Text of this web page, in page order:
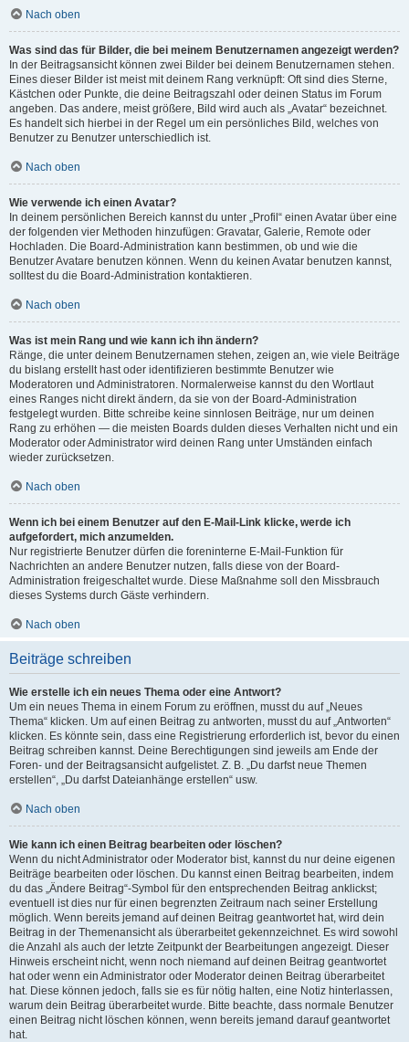
Nach oben
Was sind das für Bilder, die bei meinem Benutzernamen angezeigt werden?
In der Beitragsansicht können zwei Bilder bei deinem Benutzernamen stehen.
Eines dieser Bilder ist meist mit deinem Rang verknüpft: Oft sind dies Sterne,
Kästchen oder Punkte, die deine Beitragszahl oder deinen Status im Forum
angeben. Das andere, meist größere, Bild wird auch als „Avatar“ bezeichnet.
Es handelt sich hierbei in der Regel um ein persönliches Bild, welches von
Benutzer zu Benutzer unterschiedlich ist.
Nach oben
Wie verwende ich einen Avatar?
In deinem persönlichen Bereich kannst du unter „Profil“ einen Avatar über eine
der folgenden vier Methoden hinzufügen: Gravatar, Galerie, Remote oder
Hochladen. Die Board-Administration kann bestimmen, ob und wie die
Benutzer Avatare benutzen können. Wenn du keinen Avatar benutzen kannst,
solltest du die Board-Administration kontaktieren.
Nach oben
Was ist mein Rang und wie kann ich ihn ändern?
Ränge, die unter deinem Benutzernamen stehen, zeigen an, wie viele Beiträge
du bislang erstellt hast oder identifizieren bestimmte Benutzer wie
Moderatoren und Administratoren. Normalerweise kannst du den Wortlaut
eines Ranges nicht direkt ändern, da sie von der Board-Administration
festgelegt wurden. Bitte schreibe keine sinnlosen Beiträge, nur um deinen
Rang zu erhöhen — die meisten Boards dulden dieses Verhalten nicht und ein
Moderator oder Administrator wird deinen Rang unter Umständen einfach
wieder zurücksetzen.
Nach oben
Wenn ich bei einem Benutzer auf den E-Mail-Link klicke, werde ich
aufgefordert, mich anzumelden.
Nur registrierte Benutzer dürfen die foreninterne E-Mail-Funktion für
Nachrichten an andere Benutzer nutzen, falls diese von der Board-
Administration freigeschaltet wurde. Diese Maßnahme soll den Missbrauch
dieses Systems durch Gäste verhindern.
Nach oben
Beiträge schreiben
Wie erstelle ich ein neues Thema oder eine Antwort?
Um ein neues Thema in einem Forum zu eröffnen, musst du auf „Neues
Thema“ klicken. Um auf einen Beitrag zu antworten, musst du auf „Antworten“
klicken. Es könnte sein, dass eine Registrierung erforderlich ist, bevor du einen
Beitrag schreiben kannst. Deine Berechtigungen sind jeweils am Ende der
Foren- und der Beitragsansicht aufgelistet. Z. B. „Du darfst neue Themen
erstellen“, „Du darfst Dateianhänge erstellen“ usw.
Nach oben
Wie kann ich einen Beitrag bearbeiten oder löschen?
Wenn du nicht Administrator oder Moderator bist, kannst du nur deine eigenen
Beiträge bearbeiten oder löschen. Du kannst einen Beitrag bearbeiten, indem
du das „Ändere Beitrag“-Symbol für den entsprechenden Beitrag anklickst;
eventuell ist dies nur für einen begrenzten Zeitraum nach seiner Erstellung
möglich. Wenn bereits jemand auf deinen Beitrag geantwortet hat, wird dein
Beitrag in der Themenansicht als überarbeitet gekennzeichnet. Es wird sowohl
die Anzahl als auch der letzte Zeitpunkt der Bearbeitungen angezeigt. Dieser
Hinweis erscheint nicht, wenn noch niemand auf deinen Beitrag geantwortet
hat oder wenn ein Administrator oder Moderator deinen Beitrag überarbeitet
hat. Diese können jedoch, falls sie es für nötig halten, eine Notiz hinterlassen,
warum dein Beitrag überarbeitet wurde. Bitte beachte, dass normale Benutzer
einen Beitrag nicht löschen können, wenn bereits jemand darauf geantwortet
hat.